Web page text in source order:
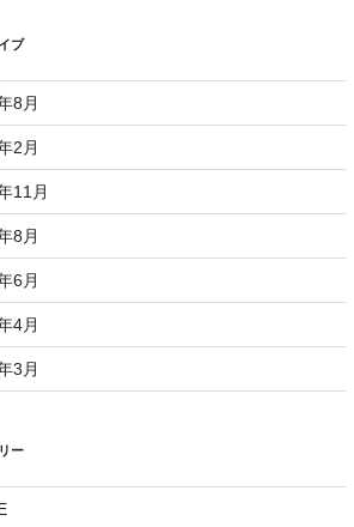
ブ
8月
2月
11月
8月
6月
4月
3月
ー